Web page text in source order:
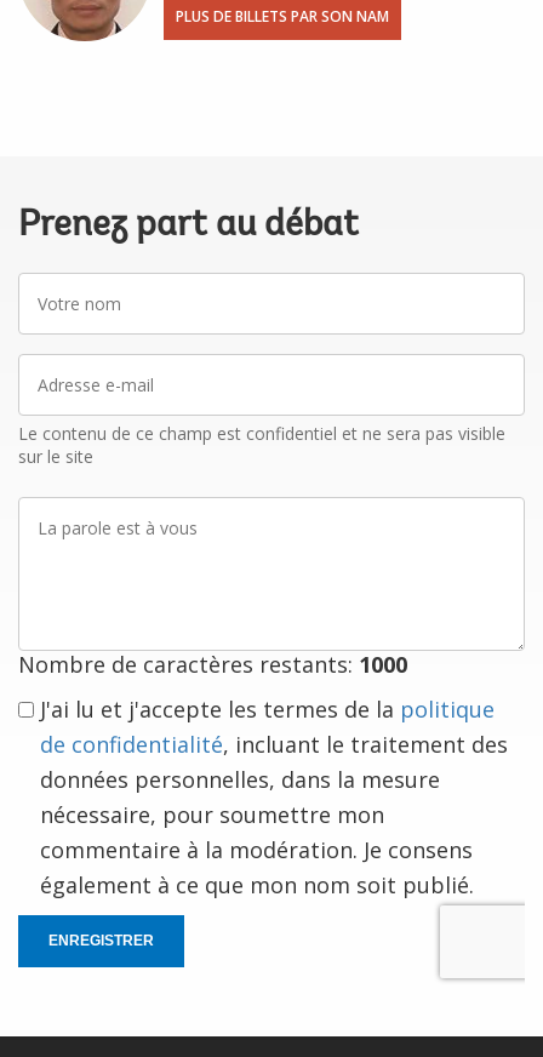
PLUS DE BILLETS PAR SON NAM
Prenez part au débat
nom
mail
Le contenu de ce champ est confidentiel et ne sera pas visible
sur le site
parole
Nombre de caractères restants: 1000
J'ai lu et j'accepte les termes de la politique
de confidentialité, incluant le traitement des
données personnelles, dans la mesure
nécessaire, pour soumettre mon
commentaire à la modération. Je consens
également à ce que mon nom soit publié.
ENREGISTRER